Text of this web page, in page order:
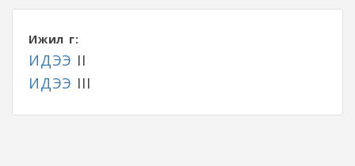
Ижил үг:
ИДЭЭ II
ИДЭЭ III